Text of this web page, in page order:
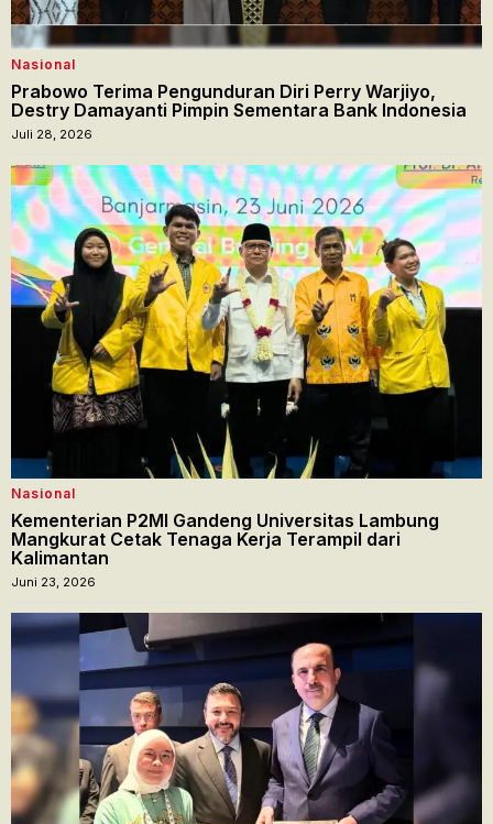
Nasional
Prabowo Terima Pengunduran Diri Perry Warjiyo,
Destry Damayanti Pimpin Sementara Bank Indonesia
Juli 28, 2026
Nasional
Kementerian P2MI Gandeng Universitas Lambung
Mangkurat Cetak Tenaga Kerja Terampil dari
Kalimantan
Juni 23, 2026